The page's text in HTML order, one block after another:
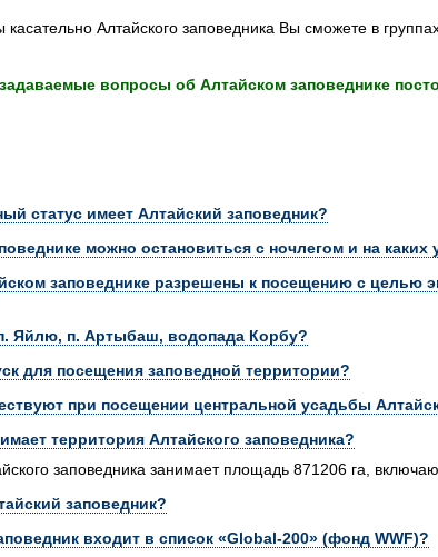
Алтайского заповедника Вы сможете в
вопросы об Алтайском заповеднике
статус имеет Алтайский заповедник?
можно остановиться с ночлегом и на каких
заповеднике разрешены к посещению с целью
Яйлю, п. Артыбаш, водопада Корбу?
для посещения заповедной территории?
при посещении центральной усадьбы
территория Алтайского заповедника?
заповедника занимает площадь 871206 га,
заповедник?
входит в список «Global-200» (фонд WWF)?